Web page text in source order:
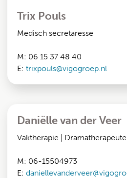
Trix Pouls
Medisch secretaresse
M: 06 15 37 48 40
E: trixpouls@vigogroep.nl
Daniëlle van der Veer
Vaktherapie | Dramatherapeute
M: 06-15504973
E: